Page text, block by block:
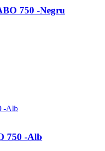
750 -Negru
750 -Alb